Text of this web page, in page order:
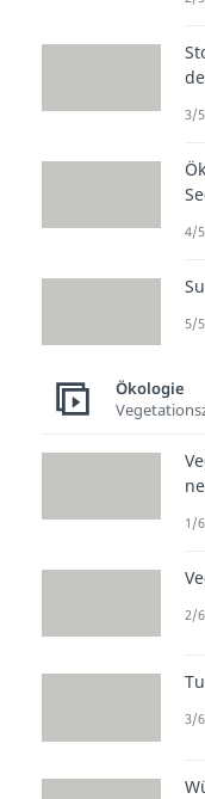
im
3/
4/
5/
Ökologie
1/
2/
3/